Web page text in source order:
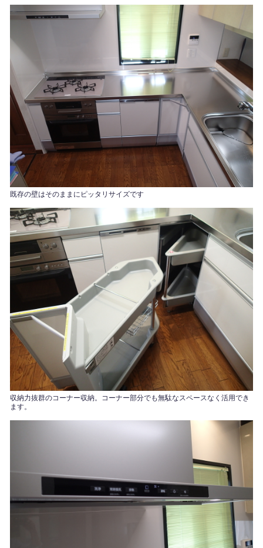
既存の壁はそのままにピッタリサイズです
収納力抜群のコーナー収納。コーナー部分でも無駄なスペースなく活用でき
ます。
コンロもオーブンも最新式です。